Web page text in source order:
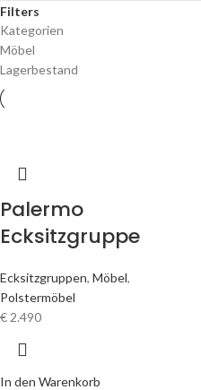
Filters
Kategorien
Möbel
Lagerbestand
Palermo
Ecksitzgruppe
Ecksitzgruppen, Möbel,
Polstermöbel
€ 2.490
In den Warenkorb